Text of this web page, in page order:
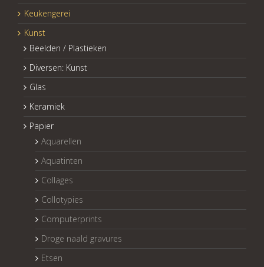
Keukengerei
Kunst
Beelden / Plastieken
Diversen: Kunst
Glas
Keramiek
Papier
Aquarellen
Aquatinten
Collages
Collotypies
Computerprints
Droge naald gravures
Etsen